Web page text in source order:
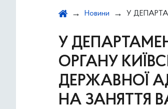
Новини У ДЕПАРТАМЕНТІ МОЛОДІ ТА СПОРТУ ВИКОНАВЧОГО ОРГАНУ
У
ОРГАНУ
ДЕРЖАВНОЇ
НА ЗАНЯТТЯ